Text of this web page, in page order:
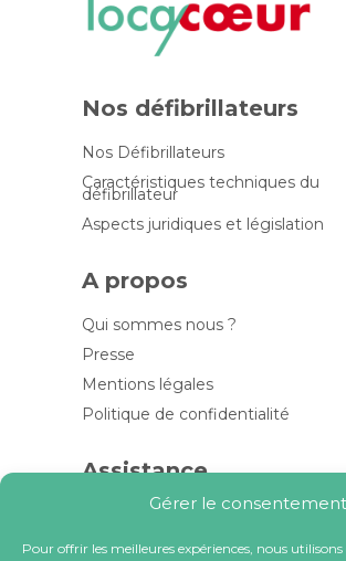
Gérer le consentement
Pour offrir les meilleures expériences, nous
Nos défibrillateurs
Nos Défibrillateurs
Caractéristiques techniques du
défibrillateur
Aspects juridiques et législation
A propos
Qui sommes nous ?
Presse
Mentions légales
Politique de confidentialité
Assistance
Contactez-nous
FAQ